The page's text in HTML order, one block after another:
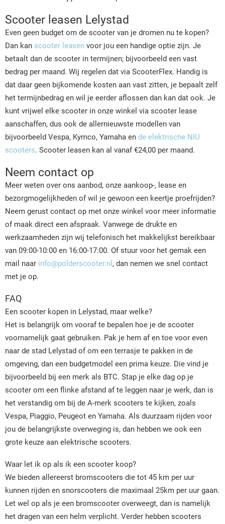
Scooter leasen Lelystad
Even geen budget om de scooter van je dromen nu te kopen?
Dan kan scooter leasen voor jou een handige optie zijn. Je
betaalt dan de scooter in termijnen; bijvoorbeeld een vast
bedrag per maand. Wij regelen dat via ScooterFlex. Handig is
dat daar geen bijkomende kosten aan vast zitten, je bepaalt zelf
het termijnbedrag en wil je eerder aflossen dan kan dat ook. Je
kunt vrijwel elke scooter in onze winkel via scooter lease
aanschaffen, dus ook de allernieuwste modellen van
bijvoorbeeld Vespa, Kymco, Yamaha en de elektrische NIU
scooters. Scooter leasen kan al vanaf €24,00 per maand.
Neem contact op
Meer weten over ons aanbod, onze aankoop-, lease en
bezorgmogelijkheden of wil je gewoon een keertje proefrijden?
Neem gerust contact op met onze winkel voor meer informatie
of maak direct een afspraak. Vanwege de drukte en
werkzaamheden zijn wij telefonisch het makkelijkst bereikbaar
van 09:00-10:00 en 16:00-17:00. Of stuur voor het gemak een
mail naar info@polderscooter.nl , dan nemen we snel contact
met je op.
FAQ
Een scooter kopen in Lelystad, maar welke?
Het is belangrijk om vooraf te bepalen hoe je de scooter
voornamelijk gaat gebruiken. Pak je hem af en toe voor even
naar de stad Lelystad of om een terrasje te pakken in de
omgeving, dan een budgetmodel een prima keuze. Die vind je
bijvoorbeeld bij een merk als BTC. Stap je elke dag op je
scooter om een flinke afstand af te leggen naar je werk, dan is
het verstandig om bij de A-merk scooters te kijken, zoals
Vespa, Piaggio, Peugeot en Yamaha. Als duurzaam rijden voor
jou de belangrijkste overweging is, dan hebben we ook een
grote keuze aan elektrische scooters.
Waar let ik op als ik een scooter koop?
We bieden allereerst bromscooters die tot 45 km per uur
kunnen rijden en snorscooters die maximaal 25km per uur gaan.
Let wel op als je een bromscooter overweegt, dan is namelijk
het dragen van een helm verplicht. Verder hebben scooters